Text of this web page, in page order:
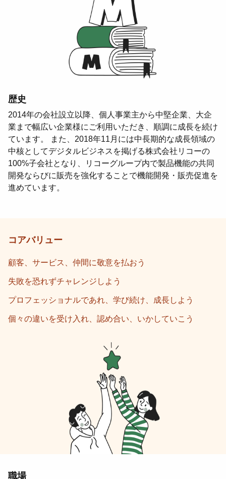
歴史
2014年の会社設立以降、個人事業主から中堅企業、大企
業まで幅広い企業様にご利用いただき、順調に成長を続け
ています。 また、2018年11月には中長期的な成長領域の
中核としてデジタルビジネスを掲げる株式会社リコーの
100%子会社となり、リコーグループ内で製品機能の共同
開発ならびに販売を強化することで機能開発・販売促進を
進めています。
コアバリュー
顧客、サービス、仲間に敬意を払おう
失敗を恐れずチャレンジしよう
プロフェッショナルであれ、学び続け、成長しよう
個々の違いを受け入れ、認め合い、いかしていこう
職場